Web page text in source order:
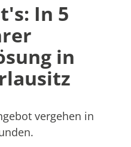
In 5
in
vergehen in